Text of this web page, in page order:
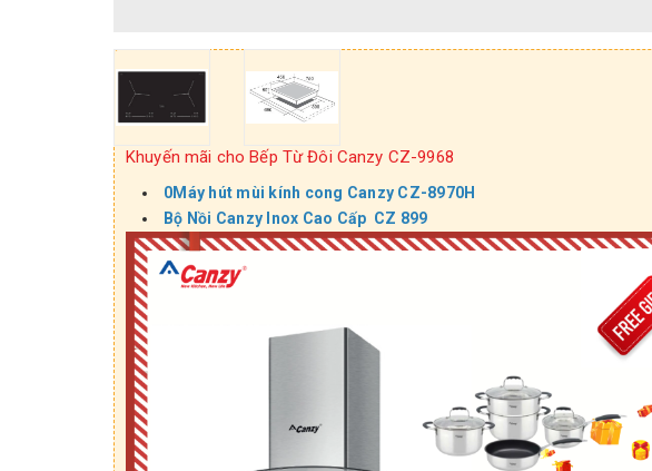
Khuyến mãi cho Bếp Từ Đôi Canzy CZ-9968
0Máy hút mùi kính cong Canzy CZ-8970H
Bộ Nồi Canzy Inox Cao Cấp CZ 899